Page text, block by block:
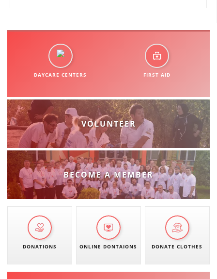
DAYCARE CENTERS FIRST AID
VOLUNTEER
BECOME A MEMBER
DONATIONS ONLINE DONTAIONS DONATE CLOTHES